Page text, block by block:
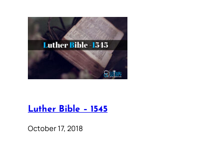
Luther Bible – 1545
October 17, 2018